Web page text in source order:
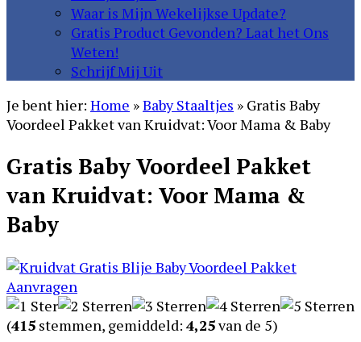
Waar is Mijn Wekelijkse Update?
Gratis Product Gevonden? Laat het Ons
Weten!
Schrijf Mij Uit
Je bent hier: Home »Baby Staaltjes » Gratis Baby
Voordeel Pakket van Kruidvat: Voor Mama & Baby
Gratis Baby Voordeel Pakket
van Kruidvat: Voor Mama &
Baby
(415 stemmen, gemiddeld: 4,25van de 5)